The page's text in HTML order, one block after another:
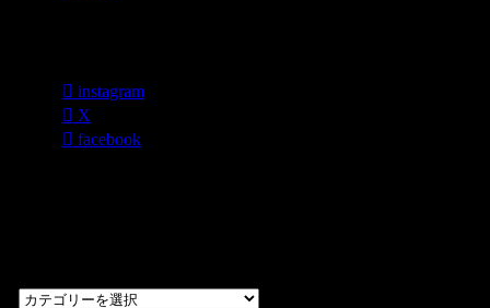
instagram
X
facebook
過